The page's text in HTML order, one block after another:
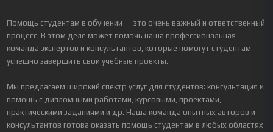
Помощь студентам в обучении — это очень важный и ответственный
процесс. В этом деле может помочь наша профессиональная
команда экспертов и консультантов, которые помогут студентам
успешно завершить свои учебные проекты.
Мы предлагаем широкий спектр услуг для студентов: консультация и
помощь с дипломными работами, курсовыми, проектами,
практическими заданиями и др. Наша команда опытных авторов и
консультантов готова оказать помощь студентам в любых областях